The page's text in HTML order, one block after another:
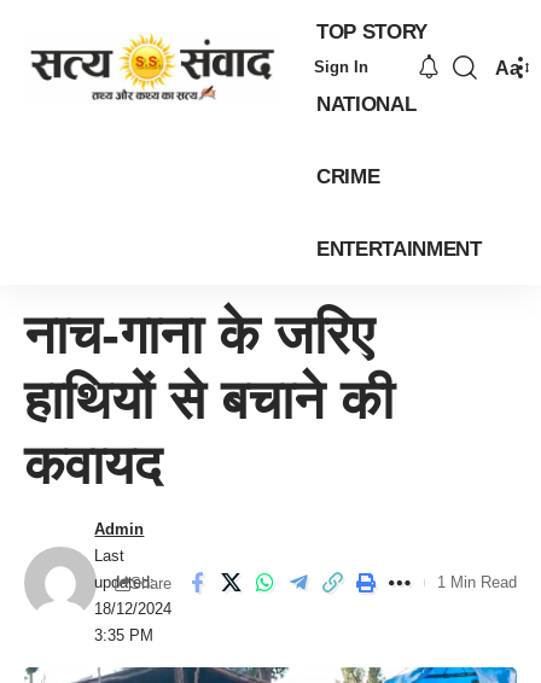
TOP STORY
NATIONAL
CRIME
ENTERTAINMENT
Sign In Aa
नाच-गाना के जरिए
हाथियों से बचाने की
कवायद
Last
updated:
18/12/2024
3:35 PM
Admin
Share 1 Min Read